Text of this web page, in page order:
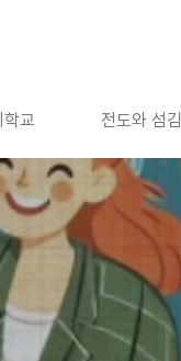
학교 전도와 섬김